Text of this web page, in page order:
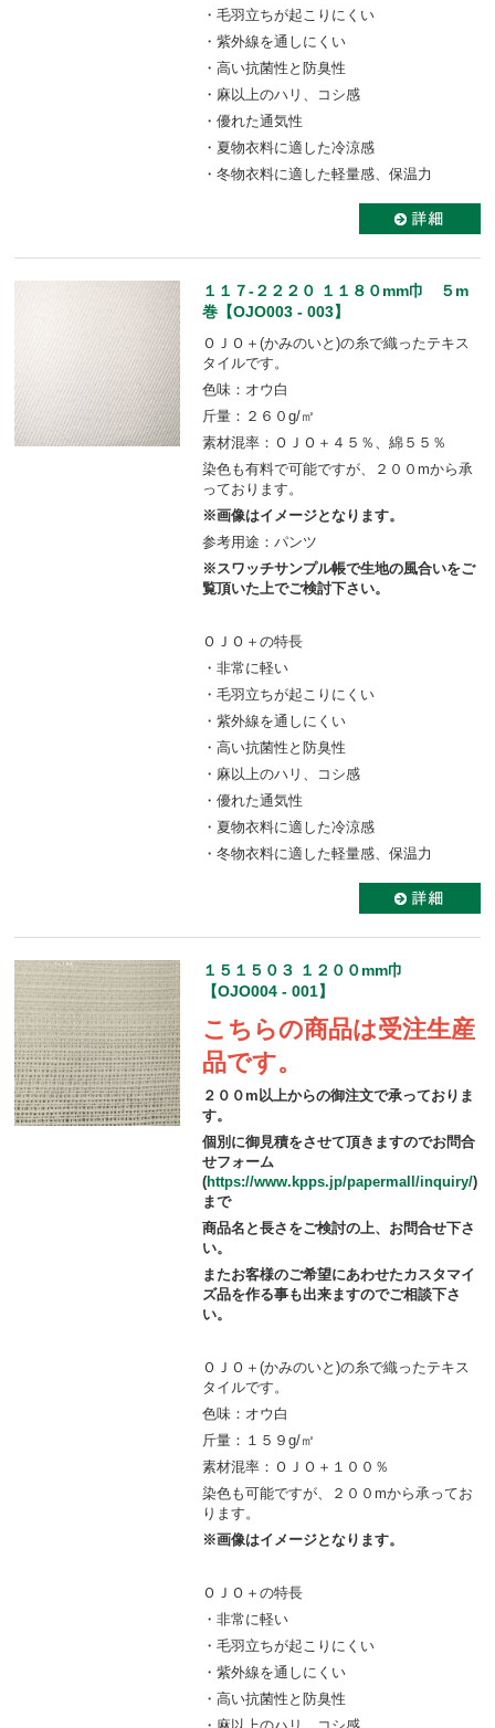
・毛羽立ちが起こりにくい
・紫外線を通しにくい
・高い抗菌性と防臭性
・麻以上のハリ、コシ感
・優れた通気性
・夏物衣料に適した冷涼感
・冬物衣料に適した軽量感、保温力
１１７-２２２０ １１８０mm巾 ５m
巻【OJO003 - 003】
ＯＪＯ＋(かみのいと)の糸で織ったテキス
タイルです。
色味：オウ白
斤量：２６０g/㎡
素材混率：ＯＪＯ＋４５％、綿５５％
染色も有料で可能ですが、２００mから承
っております。
※画像はイメージとなります。
参考用途：パンツ
※スワッチサンプル帳で生地の風合いをご
覧頂いた上でご検討下さい。
ＯＪＯ＋の特長
・非常に軽い
・毛羽立ちが起こりにくい
・紫外線を通しにくい
・高い抗菌性と防臭性
・麻以上のハリ、コシ感
・優れた通気性
・夏物衣料に適した冷涼感
・冬物衣料に適した軽量感、保温力
１５１５０３ １２００mm巾
【OJO004 - 001】
こちらの商品は受注生産
品です。
２００m以上からの御注文で承っておりま
す。
個別に御見積をさせて頂きますのでお問合
せフォーム
(https://www.kpps.jp/papermall/inquiry/)
まで
商品名と長さをご検討の上、お問合せ下さ
い。
またお客様のご希望にあわせたカスタマイ
ズ品を作る事も出来ますのでご相談下さ
い。
ＯＪＯ＋(かみのいと)の糸で織ったテキス
タイルです。
色味：オウ白
斤量：１５９g/㎡
素材混率：ＯＪＯ＋１００％
染色も可能ですが、２００mから承ってお
ります。
※画像はイメージとなります。
ＯＪＯ＋の特長
・非常に軽い
・毛羽立ちが起こりにくい
・紫外線を通しにくい
・高い抗菌性と防臭性